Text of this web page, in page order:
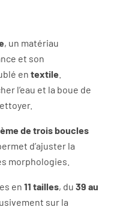
, un matériau
et son
en textile
l’eau et la boue de
de trois boucles
d’ajuster la
morphologies.
en 11 tailles, du 39 au
sur la